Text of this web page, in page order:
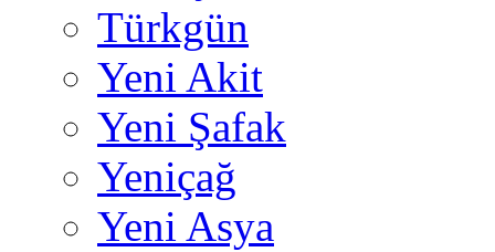
Türkgün
Yeni Akit
Yeni Şafak
Yeniçağ
Yeni Asya